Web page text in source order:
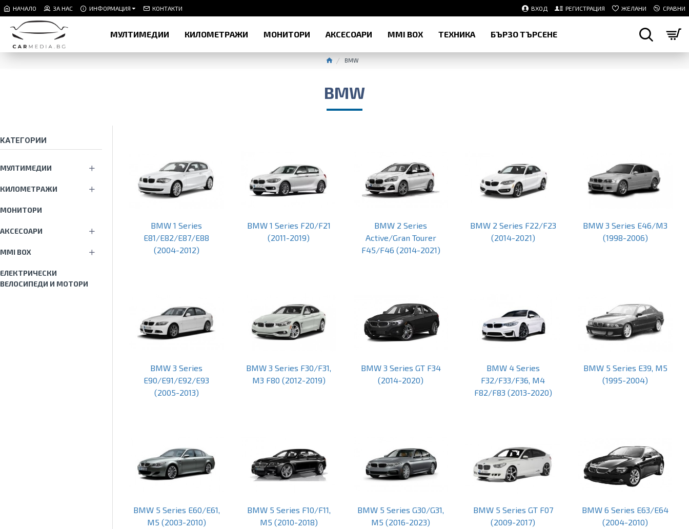
НАЧАЛО ЗА НАС ИНФОРМАЦИЯ КОНТАКТИ ВХОД РЕГИСТРАЦИЯ ЖЕЛАНИ СРАВНИ
МУЛТИМЕДИИ КИЛОМЕТРАЖИ МОНИТОРИ АКСЕСОАРИ MMI BOX ТЕХНИКА БЪРЗО ТЪРСЕНЕ
BMW
BMW
КАТЕГОРИИ
МУЛТИМЕДИИ
КИЛОМЕТРАЖИ
МОНИТОРИ
АКСЕСОАРИ
MMI BOX
ЕЛЕКТРИЧЕСКИ
ВЕЛОСИПЕДИ И МОТОРИ
BMW 1 Series
E81/E82/E87/E88
(2004-2012)
BMW 1 Series F20/F21
(2011-2019)
BMW 2 Series
Active/Gran Tourer
F45/F46 (2014-2021)
BMW 2 Series F22/F23
(2014-2021)
BMW 3 Series E46/M3
(1998-2006)
BMW 3 Series
E90/E91/E92/E93
(2005-2013)
BMW 3 Series F30/F31,
M3 F80 (2012-2019)
BMW 3 Series GT F34
(2014-2020)
BMW 4 Series
F32/F33/F36, M4
F82/F83 (2013-2020)
BMW 5 Series E39, M5
(1995-2004)
BMW 5 Series E60/E61,
M5 (2003-2010)
BMW 5 Series F10/F11,
M5 (2010-2018)
BMW 5 Series G30/G31,
M5 (2016-2023)
BMW 5 Series GT F07
(2009-2017)
BMW 6 Series E63/E64
(2004-2010)